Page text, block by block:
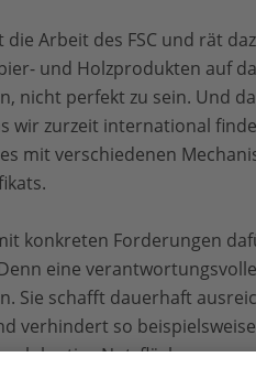
Arbeit des FSC und rät
und Holzprodukten auf
nicht perfekt zu sein. Und
wir zurzeit international
mit verschiedenen
konkreten Forderungen
eine
Sie schafft dauerhaft
verhindert so
lukrative Nutzflächen.